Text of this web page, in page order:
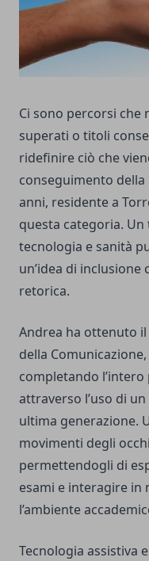
Ci sono percorsi che
superati o titoli
ridefinire ciò che
conseguimento della
anni, residente a
questa categoria.
tecnologia e sanità
un’idea di inclusione
retorica.
Andrea ha ottenuto
della
completando
attraverso l’uso di
ultima generazione.
movimenti degli
permettendogli di
esami e interagire in
l’ambiente
Tecnologia assistiva